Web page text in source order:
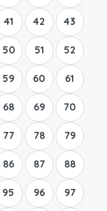
41 42 43
50 51 52
59 60 61
68 69 70
77 78 79
86 87 88
95 96 97